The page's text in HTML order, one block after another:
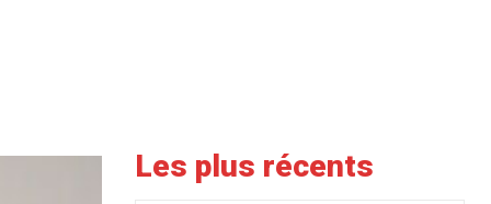
Les plus récents